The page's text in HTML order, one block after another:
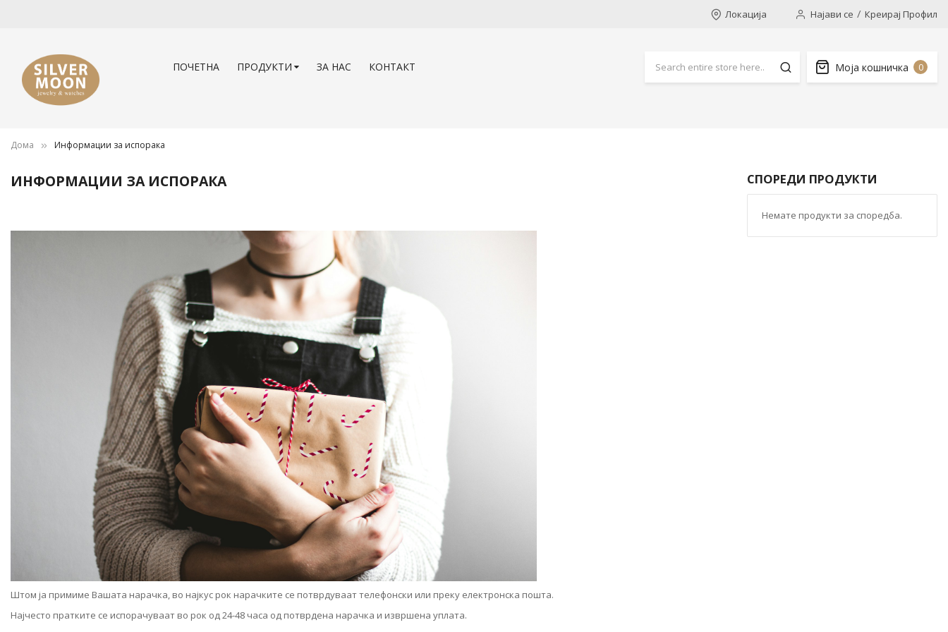
Локација Најави се Креирај Профил
ПОЧЕТНА ПРОДУКТИ ЗА НАС КОНТАКТ Моја кошничка 0
Дома Информации за испорака
ИНФОРМАЦИИ ЗА ИСПОРАКА
Штом ја примиме Вашата нарачка, во најкус рок нарачките се потврдуваат телефонски или преку електронска пошта.
Најчесто пратките се испорачуваат во рок од 24-48 часа од потврдена нарачка и извршена уплата.
СПОРЕДИ ПРОДУКТИ
Немате продукти за споредба.